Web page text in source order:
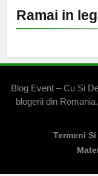
Ramai in
Blog Event – Cu Si
blogerii din
Termeni